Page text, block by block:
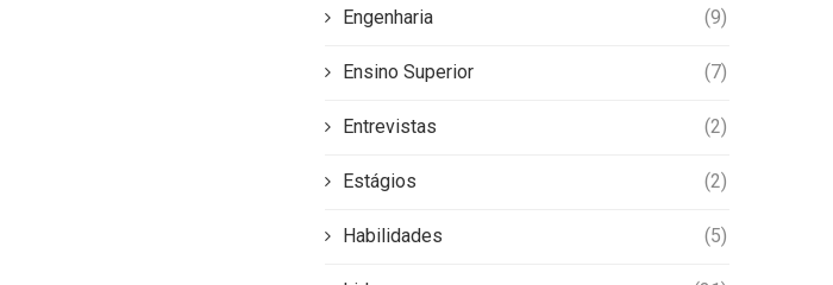
Engenharia (9)
Ensino Superior (7)
Entrevistas (2)
Estágios (2)
Habilidades (5)